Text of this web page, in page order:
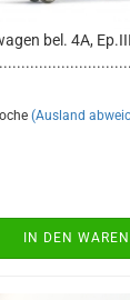
bel. 4A,
(Ausland
IN DEN